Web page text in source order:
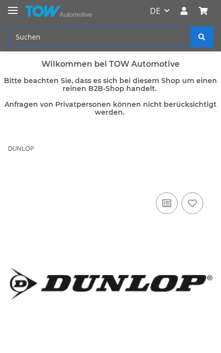
DE
Wilkommen bei TOW Automotive
Bitte beachten Sie, dass es sich bei diesem Shop um einen
reinen B2B-Shop handelt.
Anfragen von Privatpersonen können nicht berücksichtigt
werden.
DUNLOP